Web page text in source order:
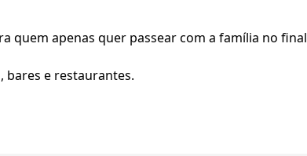
quem apenas quer passear com a família no final
bares e restaurantes.